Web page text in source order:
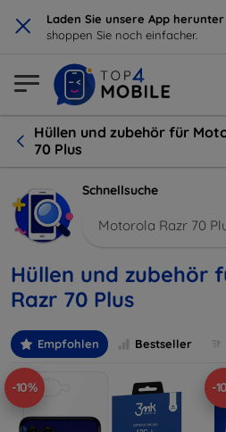
× Laden Sie unsere App herunter
shoppen Sie noch einfacher.
Hüllen und zubehör für
70 Plus
Schnellsuche
Motorola Razr 70
Hüllen und zubehör
Razr 70 Plus
Empfohlen Bestseller
-10% -